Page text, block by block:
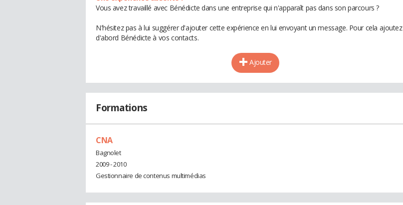
Vous avez travaillé avec Bénédicte dans une entreprise qui n'apparaît pas dans son parcours ?
N'hésitez pas à lui suggérer d'ajouter cette expérience en lui envoyant un message. Pour cela ajoutez
d'abord Bénédicte à vos contacts.
Ajouter
Formations
CNA
Bagnolet
2009 - 2010
Gestionnaire de contenus multimédias